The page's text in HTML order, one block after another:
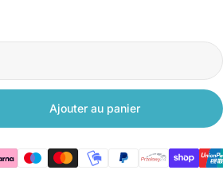
pour Support de portable
la quantité pour Support
Ajouter au panier